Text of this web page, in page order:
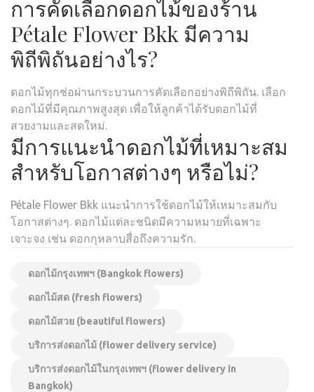
การคัดเลือกดอกไม้ของร้าน
Pétale Flower Bkk มีความ
พิถีพิถันอย่างไร?
ดอกไม้ทุกช่อผ่านกระบวนการคัดเลือกอย่างพิถีพิถัน. เลือก
ดอกไม้ที่มีคุณภาพสูงสุด เพื่อให้ลูกค้าได้รับดอกไม้ที่
สวยงามและสดใหม่.
มีการแนะนำดอกไม้ที่เหมาะสม
สำหรับโอกาสต่างๆ หรือไม่?
Pétale Flower Bkk แนะนำการใช้ดอกไม้ให้เหมาะสมกับ
โอกาสต่างๆ. ดอกไม้แต่ละชนิดมีความหมายที่เฉพาะ
เจาะจง เช่น ดอกกุหลาบสื่อถึงความรัก.
ดอกไม้กรุงเทพฯ (Bangkok flowers)
ดอกไม้สด (fresh flowers)
ดอกไม้สวย (beautiful flowers)
บริการส่งดอกไม้ (flower delivery service)
บริการส่งดอกไม้ในกรุงเทพฯ (flower delivery in
Bangkok)